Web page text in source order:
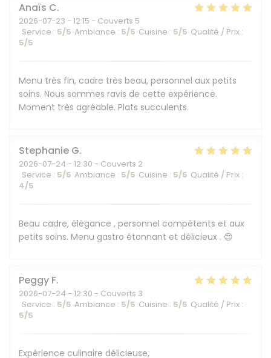
Anaïs C
2026-07-23 - 12:15 - Couverts 5
Service : 5/5 Ambiance : 5/5 Cuisine : 5/5 Qualité / Prix :
5/5
Menu très fin, cadre très beau, personnel aux petits
soins. Nous sommes ravis de cette expérience.
Moment très agréable. Plats succulents.
Stephanie G
2026-07-24 - 12:30 - Couverts 2
Service : 5/5 Ambiance : 5/5 Cuisine : 5/5 Qualité / Prix :
4/5
Beau cadre, élégance , personnel compétents et aux
petits soins. Menu gastro étonnant et délicieux . 😍
Peggy F
2026-07-24 - 12:30 - Couverts 3
Service : 5/5 Ambiance : 5/5 Cuisine : 5/5 Qualité / Prix :
5/5
Expérience culinaire délicieuse,